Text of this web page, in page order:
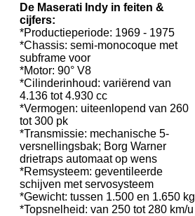
De Maserati Indy in feiten &
cijfers:
*Productieperiode: 1969 - 1975
*Chassis: semi-monocoque met
subframe voor
*Motor: 90° V8
*Cilinderinhoud: variërend van
4.136 tot 4.930 cc
*Vermogen: uiteenlopend van 260
tot 300 pk
*Transmissie: mechanische 5-
versnellingsbak; Borg Warner
drietraps automaat op wens
*Remsysteem: geventileerde
schijven met servosysteem
*Gewicht: tussen 1.500 en 1.650 kg
*Topsnelheid: van 250 tot 280 km/u